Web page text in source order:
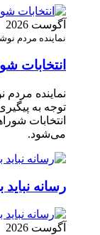
آگوست 2026
نماینده مردم
انتخابات
نماینده
توجه به
انتخابات
می‌شود.
رسانه
آگوست 2026